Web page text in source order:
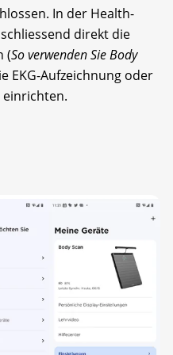
In der Health-
direkt die
(So verwenden Sie Body
EKG-Aufzeichnung oder